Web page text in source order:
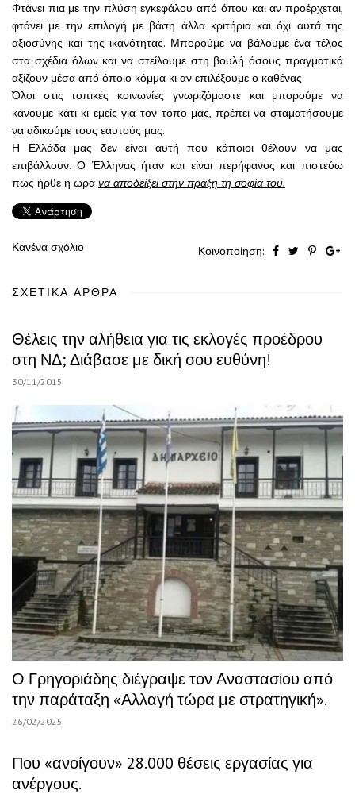
Φτάνει πια με την πλύση εγκεφάλου από όπου και αν προέρχεται,
φτάνει με την επιλογή με βάση άλλα κριτήρια και όχι αυτά της
αξιοσύνης και της ικανότητας. Μπορούμε να βάλουμε ένα τέλος
στα σχέδια όλων και να στείλουμε στη βουλή όσους πραγματικά
αξίζουν μέσα από όποιο κόμμα κι αν επιλέξουμε ο καθένας.
Όλοι στις τοπικές κοινωνίες γνωριζόμαστε και μπορούμε να
κάνουμε κάτι κι εμείς για τον τόπο μας, πρέπει να σταματήσουμε
να αδικούμε τους εαυτούς μας.
Η Ελλάδα μας δεν είναι αυτή που κάποιοι θέλουν να μας
επιβάλλουν. Ο Έλληνας ήταν και είναι περήφανος και πιστεύω
πως ήρθε η ώρα να αποδείξει στην πράξη τη σοφία του.
Κανένα σχόλιο Κοινοποίηση:
ΣΧΕΤΙΚΆ ΆΡΘΡΑ
Θέλεις την αλήθεια για τις εκλογές προέδρου
στη ΝΔ; Διάβασε με δική σου ευθύνη!
30/11/2015
Ο Γρηγοριάδης διέγραψε τον Αναστασίου από
την παράταξη «Αλλαγή τώρα με στρατηγική».
26/02/2025
Που «ανοίγουν» 28.000 θέσεις εργασίας για
ανέργους.